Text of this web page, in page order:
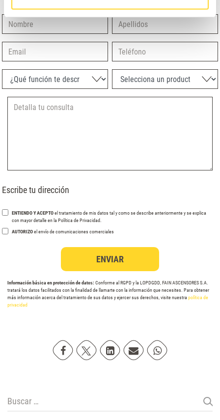
Nombre Apellidos
Email Teléfono
¿Qué función te describe mejor? Selecciona un producto
Escribe tu dirección
ENTIENDO Y ACEPTOel tratamiento de mis datos tal y como se describe anteriormente y se explica
con mayor detalle en la Política de Privacidad.
AUTORIZOel envío de comunicaciones comerciales
Información básica en protección de datos: Conforme al RGPD y la LOPDGDD, FAIN ASCENSORES S.A.
tratará los datos facilitados con la finalidad de llamarte con la información que necesites. Para obtener
más información acerca del tratamiento de sus datos y ejercer sus derechos, visite nuestra política de
privacidad
Compartir en Facebook
Compartir en Twitter
Compartir en Linkedin
Compartir poremail
Compartir en
Buscar: